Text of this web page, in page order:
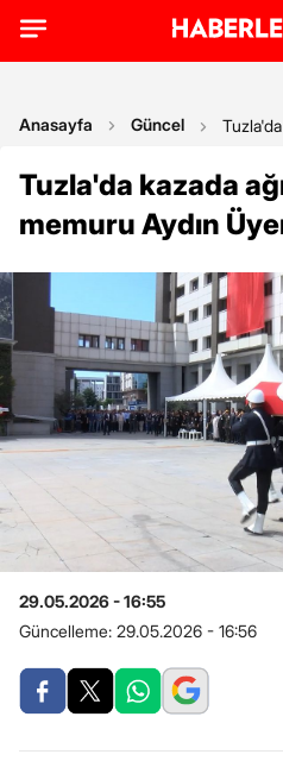
Anasayfa Güncel
Tuzla'da kazada
memuru Aydın
29.05.2026 - 16:55
Güncelleme: 29.05.2026 - 16:56